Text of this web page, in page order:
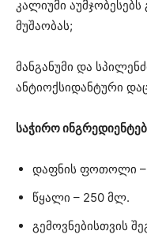
კალიუმი
მუშაობას;
მანგანუმი და
ანტიოქსიდანტური
საჭირო
დაფნის ფოთოლი –
წყალი – 250 მლ.
გემოვნებისთვის